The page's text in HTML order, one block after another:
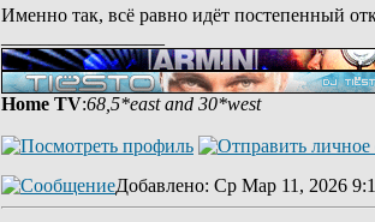
Именно так, всё равно идёт постепенный
Home TV:68,5*east and 30*west
Добавлено: Ср Мар 11, 2026